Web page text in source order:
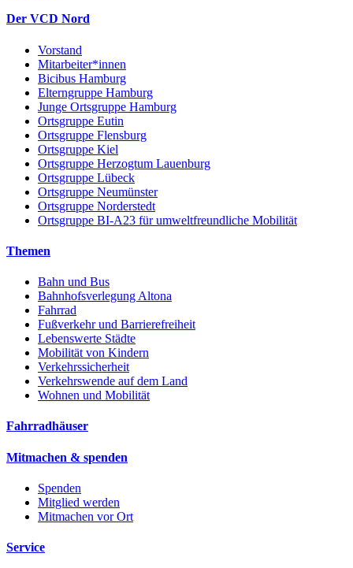
Der VCD Nord
Vorstand
Mitarbeiter*innen
Bicibus Hamburg
Elterngruppe Hamburg
Junge Ortsgruppe Hamburg
Ortsgruppe Eutin
Ortsgruppe Flensburg
Ortsgruppe Kiel
Ortsgruppe Herzogtum Lauenburg
Ortsgruppe Lübeck
Ortsgruppe Neumünster
Ortsgruppe Norderstedt
Ortsgruppe BI-A23 für umweltfreundliche Mobilität
Themen
Bahn und Bus
Bahnhofsverlegung Altona
Fahrrad
Fußverkehr und Barrierefreiheit
Lebenswerte Städte
Mobilität von Kindern
Verkehrssicherheit
Verkehrswende auf dem Land
Wohnen und Mobilität
Fahrradhäuser
Mitmachen & spenden
Spenden
Mitglied werden
Mitmachen vor Ort
Service